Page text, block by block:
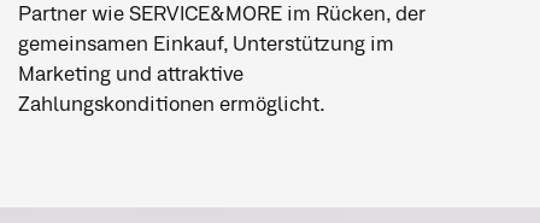
Partner wie SERVICE&MORE im Rücken, der
gemeinsamen Einkauf, Unterstützung im
Marketing und attraktive
Zahlungskonditionen ermöglicht.